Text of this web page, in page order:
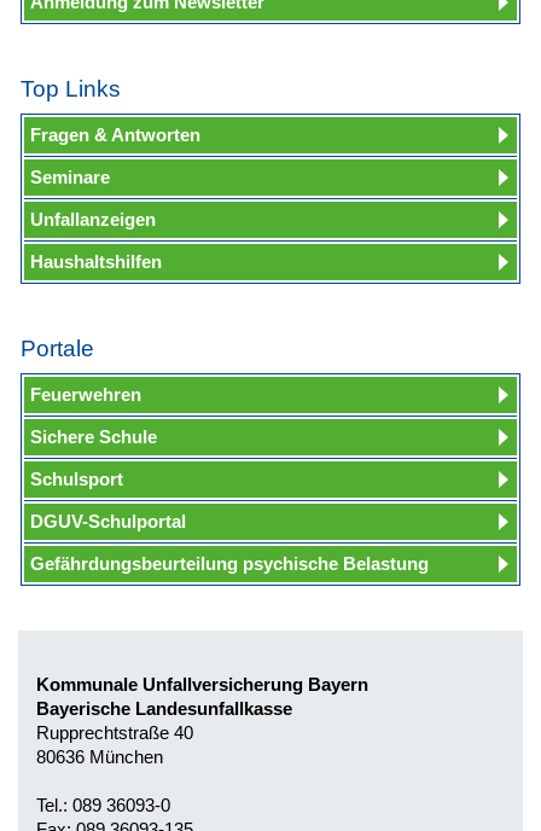
Top Links
Fragen & Antworten
Seminare
Unfallanzeigen
Haushaltshilfen
Portale
Feuerwehren
Sichere Schule
Schulsport
DGUV-Schulportal
Gefährdungsbeurteilung psychische Belastung
Kommunale Unfallversicherung Bayern
Bayerische Landesunfallkasse
Rupprechtstraße 40
80636 München
Tel.: 089 36093-0